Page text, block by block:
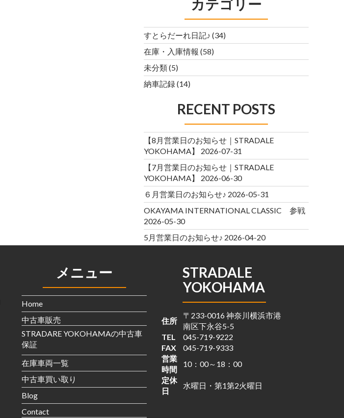
カテゴリー
すとらだーれ日記♪ (34)
在庫・入庫情報 (58)
未分類(5)
納車記録(14)
RECENT POSTS
【8月営業日のお知らせ｜STRADALE
YOKOHAMA】
2026-07-31
【7月営業日のお知らせ｜STRADALE
YOKOHAMA】
2026-06-30
６月営業日のお知らせ♪ 2026-05-31
OKAYAMA INTERNATIONAL CLASSIC 参戦
2026-05-30
5月営業日のお知らせ♪ 2026-04-20
メニュー
Home
中古車販売
STRADARE YOKOHAMAの中古車
保証
在庫車両一覧
中古車買い取り
Blog
Contact
STRADALE
YOKOHAMA
住所
〒233-0016 神奈川横浜市港
南区下永谷5-5
TEL
045-719-9222
FAX
045-719-9333
営業
時間
10：00～18：00
定休
日
水曜日・第1第2火曜日